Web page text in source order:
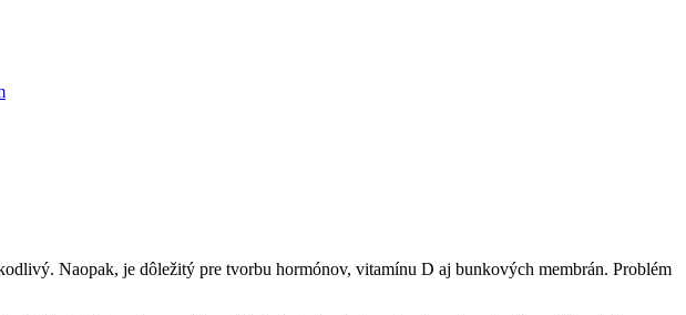
Naopak, je dôležitý pre tvorbu hormónov, vitamínu D aj bunkových membrán. Problém